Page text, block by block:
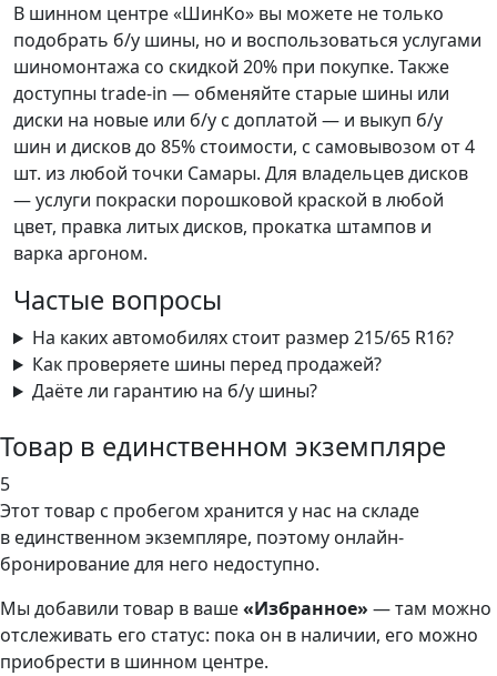
В шинном центре «ШинКо» вы можете не только
подобрать б/у шины, но и воспользоваться услугами
шиномонтажа со скидкой 20% при покупке. Также
доступны trade-in — обменяйте старые шины или
диски на новые или б/у с доплатой — и выкуп б/у
шин и дисков до 85% стоимости, с самовывозом от 4
шт. из любой точки Самары. Для владельцев дисков
— услуги покраски порошковой краской в любой
цвет, правка литых дисков, прокатка штампов и
варка аргоном.
Частые вопросы
На каких автомобилях стоит размер 215/65 R16?
Как проверяете шины перед продажей?
Даёте ли гарантию на б/у шины?
Товар в единственном экземпляре
5
Этот товар с пробегом хранится у нас на складе
в единственном экземпляре, поэтому онлайн-
бронирование для него недоступно.
Мы добавили товар в ваше«Избранное» — там можно
отслеживать его статус: пока он в наличии, его можно
приобрести в шинном центре.